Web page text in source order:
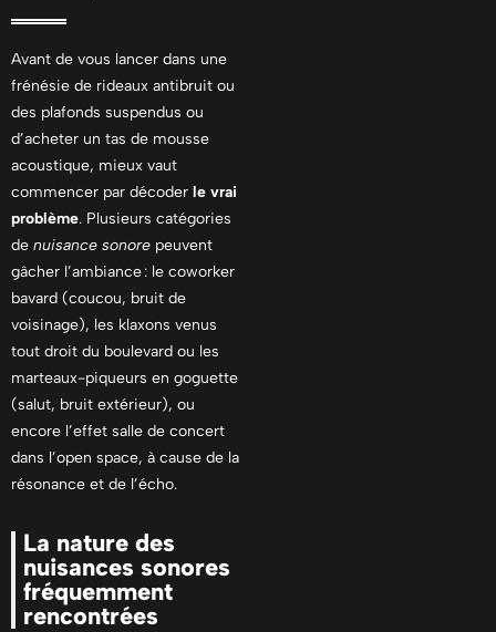
Avant de vous lancer dans une
frénésie de rideaux antibruit ou
des plafonds suspendus ou
d’acheter un tas de mousse
acoustique, mieux vaut
commencer par décoder le vrai
problème. Plusieurs catégories
de nuisance sonore peuvent
gâcher l’ambiance : le coworker
bavard (coucou, bruit de
voisinage), les klaxons venus
tout droit du boulevard ou les
marteaux-piqueurs en goguette
(salut, bruit extérieur), ou
encore l’effet salle de concert
dans l’open space, à cause de la
résonance et de l’écho.
La nature des
nuisances sonores
fréquemment
rencontrées